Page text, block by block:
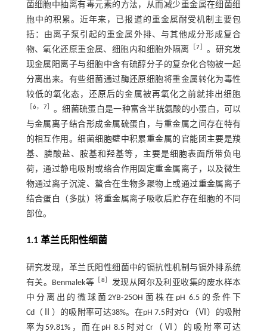
菌细胞中抽离有毒元素的方法，从而减少重金属在细菌细
胞中的积累。近年来，已报道的重金属耐受机制主要包
括：由离子泵引起的重金属外排、与其他成分形成复合
物、氧化还原重金属、细胞内和细胞外隔离
［7
。研究发
现金属阳离子与细胞中含有硫醇分子的复杂化合物被一起
分离出来。有些细菌通过酶还原细胞将重金属转化为毒性
较低的氧化态，还原后的金属被再氧化之前就排出细胞
6， 7］ 。细菌硫蛋白是一种富含半胱氨酸的小蛋白，可以
与金属离子结合形成金属硫蛋白，与重金属之间存在特有
的相互作用。细菌细胞壁中积累重金属的官能团主要是羧
基、膦酸盐、胺基和羟基等，主要是细胞表面所带负电
荷，通过静电吸附或络合作用固定重金属离子，以及微生
物通过离子沉淀、螯合在生物多聚物上或通过重金属离子
结合蛋白（多肽）将重金属离子吸收后贮存在细胞的不同
部位。
1.1 革兰氏阳性细菌
研究发现，革兰氏阳性细菌中的镉抗性机制与镉外排系统
有关。Benmalek等
8
发现从阿尔及利亚收集的废水样本
中分离出的微球菌2YB⁃25OH菌株在pH 6.5的条件下
Cd（Ⅱ）的吸附率可达38%。在pH 7.5时对Cr（Ⅵ）的吸附
率为59.81%，而在pH 8.5时对Cr（Ⅵ）的吸附率可达